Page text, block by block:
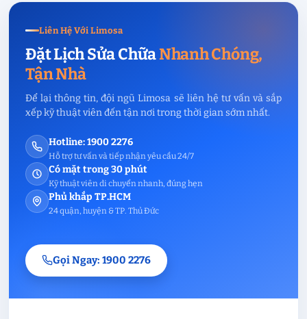
Liên Hệ Với Limosa
Đặt Lịch Sửa ChữaNhanh Chóng,
Tận Nhà
Để lại thông tin, đội ngũ Limosa sẽ liên hệ tư vấn và sắp
xếp kỹ thuật viên đến tận nơi trong thời gian sớm nhất.
Hotline: 1900 2276
Hỗ trợ tư vấn và tiếp nhận yêu cầu 24/7
Có mặt trong 30 phút
Kỹ thuật viên di chuyển nhanh, đúng hẹn
Phủ khắp TP.HCM
24 quận, huyện & TP. Thủ Đức
Gọi Ngay: 1900 2276